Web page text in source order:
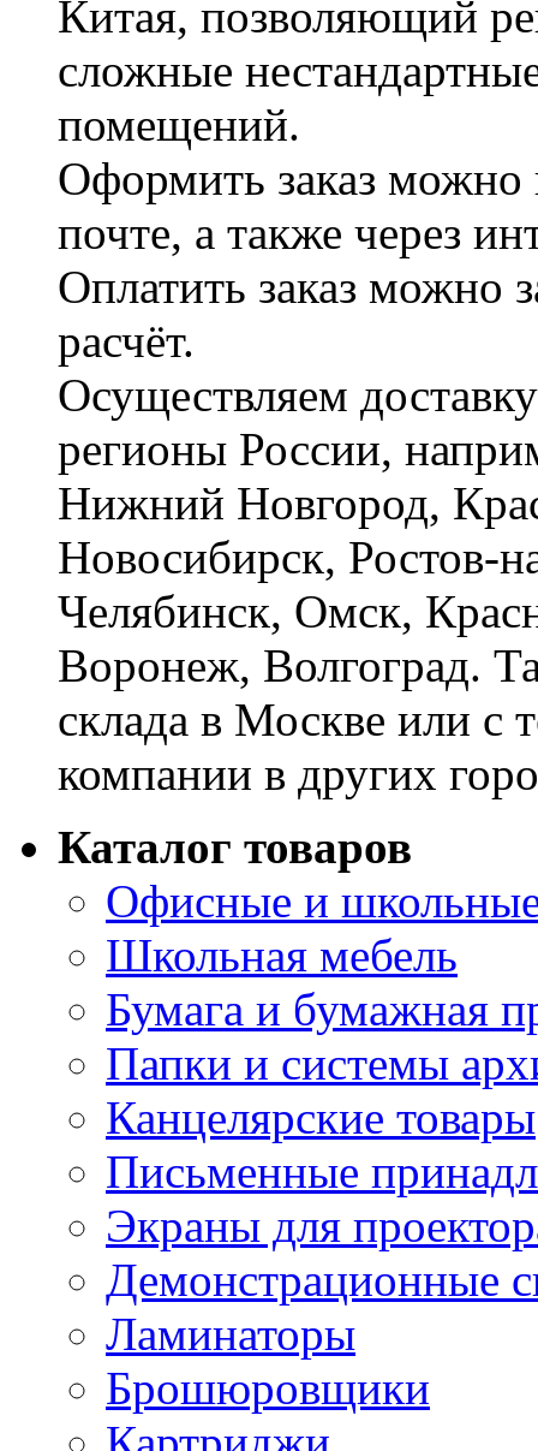
Китая, позволяющий
сложные
помещений.
Оформить заказ можно
почте, а также через
Оплатить заказ можно
расчёт.
Осуществляем
регионы России,
Нижний Новгород,
Новосибирск, Ростов-
Челябинск, Омск,
Воронеж, Волгоград.
склада в Москве или с
компании в других
Каталог товаров
Офисные и
Школьная мебель
Бумага и бумажная
Папки и системы
Канцелярские товары
Письменные
Экраны для
Демонстрационные
Ламинаторы
Брошюровщики